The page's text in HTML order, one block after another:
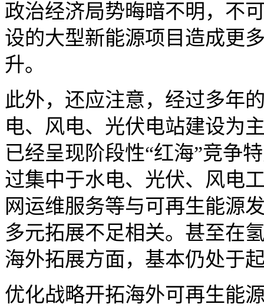
政治经济局势晦暗不明，不
设的大型新能源项目造成更
升。
此外，还应注意，经过多年
电、风电、光伏电站建设为
已经呈现阶段性“红海”竞争
过集中于水电、光伏、风电
网运维服务等与可再生能源
多元拓展不足相关。甚至在
海外拓展方面，基本仍处于
优化战略开拓海外可再生能